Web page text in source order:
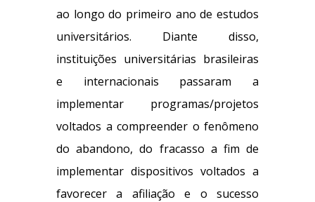
ao longo do primeiro ano de estudos
universitários. Diante disso,
instituições universitárias brasileiras
e internacionais passaram a
implementar programas/projetos
voltados a compreender o fenômeno
do abandono, do fracasso a fim de
implementar dispositivos voltados a
favorecer a afiliação e o sucesso